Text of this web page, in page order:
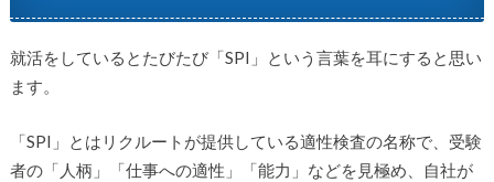
就活をしているとたびたび「SPI」という言葉を耳にすると思い
ます。
「SPI」とはリクルートが提供している適性検査の名称で、受験
者の「人柄」「仕事への適性」「能力」などを見極め、自社が